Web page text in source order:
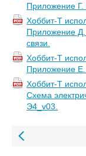
Приложение Г.
Хоббит-Т
Приложение Д.
связи.
Хоббит-Т
Приложение Е.
Хоббит-Т
Схема
Э4_v03.